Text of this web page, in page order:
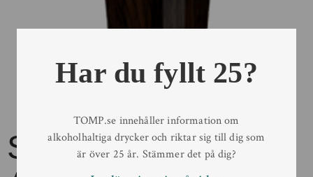
Schneider
Har du fyllt 25?
TOMP.se innehåller information om
alkoholhaltiga drycker och riktar sig till dig som
är över 25 år. Stämmer det på dig?